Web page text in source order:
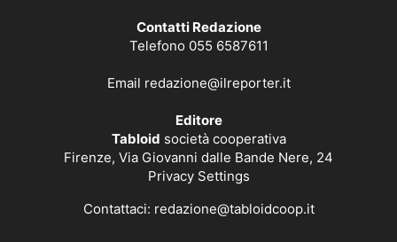
Contatti Redazione
Telefono 055 6587611
Email redazione@ilreporter.it
Editore
Tabloid società cooperativa
Firenze, Via Giovanni dalle Bande Nere, 24
Privacy Settings
Contattaci: redazione@tabloidcoop.it